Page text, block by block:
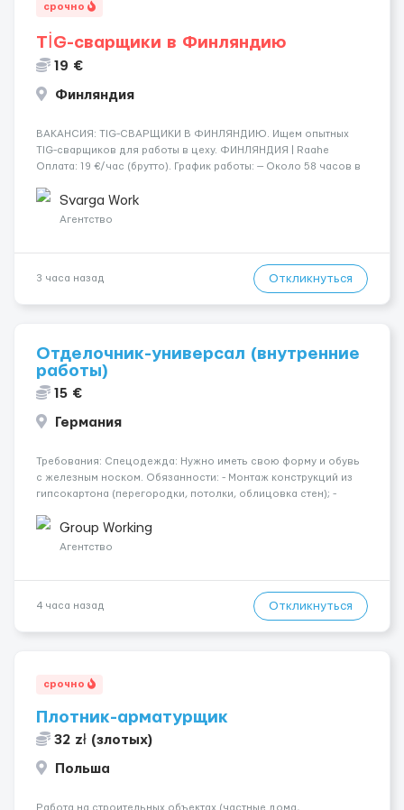
срочно
TİG-сварщики в Финляндию
19 €
Финляндия
​​ВАКАНСИЯ: TIG-СВАРЩИКИ В ФИНЛЯНДИЮ. Ищем опытных
TIG-сварщиков для работы в цеху. ФИНЛЯНДИЯ | Raahe
Оплата: 19 €/час (брутто). График работы: — Около 58 часов в
переработки. Дата начала: — Как можно скорее....
Svarga Work
Агентство
3 часа назад Откликнуться
Отделочник-универсал (внутренние
работы)
15 €
Германия
Требования: Спецодежда: Нужно иметь свою форму и обувь
с железным носком. Обязанности: - Монтаж конструкций из
гипсокартона (перегородки, потолки, облицовка стен); -
малярных работ (шпатлевка, грунтовка, покраска); -
Штукатурные работы ...
Group Working
Агентство
4 часа назад Откликнуться
срочно
Плотник-арматурщик
32 zł (злотых)
Польша
Работа на строительных объектах (частные дома,